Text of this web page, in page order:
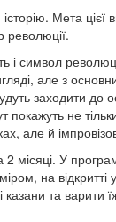
Мета цієї
революції.
і символ
але з
заходити до
не
але й
місяці. У
на відкритті
казани та варити